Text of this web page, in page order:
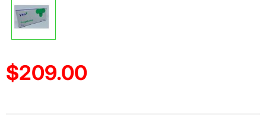
Precio reducido de
$209.00